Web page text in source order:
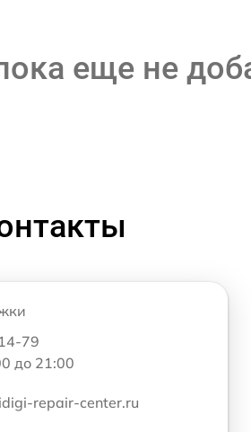
еще не
79
до 21:00
repair-center.ru